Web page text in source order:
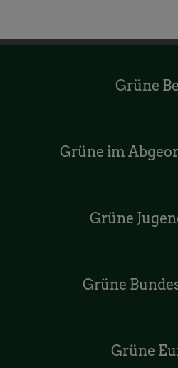
Grüne
Grüne im
Grüne
Grüne
Grüne